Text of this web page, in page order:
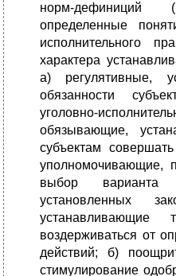
норм-
определенные
исполнительного
характера
а) регулятивные,
обязанности
уголовно-
обязывающие,
субъектам
уполномочивающие,
выбор
установленных
устанавливающие
воздерживаться от
действий; б)
стимулирование